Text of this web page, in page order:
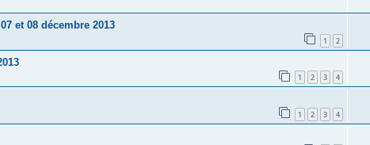
et 08 décembre 2013
1 2
1 2 3 4
1 2 3 4